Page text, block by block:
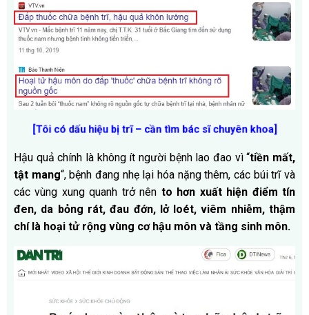
[Tôi có dấu hiệu bị trĩ – cần tìm bác sĩ chuyên khoa]
Hậu quả chính là không ít người bệnh lao đao vì “tiền mất,
tật mang“, bệnh đang nhẹ lại hóa nặng thêm, các búi trĩ và
các vùng xung quanh trở nên to hơn xuất hiện điểm tín
đen, da bỏng rát, đau đớn, lở loét, viêm nhiễm, thậm
chí là hoại tử rộng vùng cơ hậu môn và tầng sinh môn.